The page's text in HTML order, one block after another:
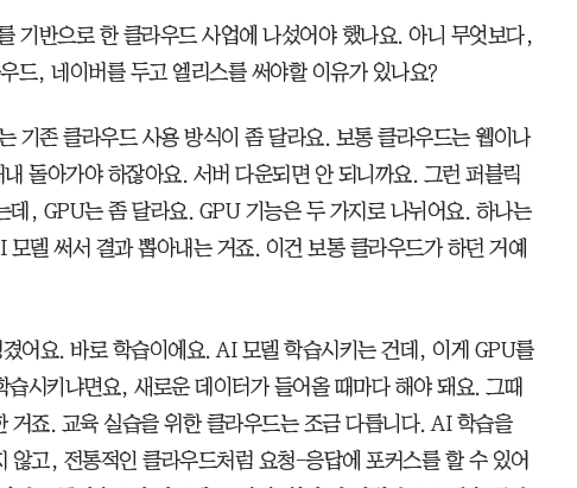
기반으로 한 클라우드 사업에 나섰어야 했나요. 아니 무엇보다,
드, 네이버를 두고 엘리스를 써야할 이유가 있나요?
기존 클라우드 사용 방식이 좀 달라요. 보통 클라우드는 웹이나
돌아가야 하잖아요. 서버 다운되면 안 되니까요. 그런 퍼블릭
데, GPU는 좀 달라요. GPU 기능은 두 가지로 나뉘어요. 하나는
델 써서 결과 뽑아내는 거죠. 이건 보통 클라우드가 하던 거예
어요. 바로 학습이에요. AI 모델 학습시키는 건데, 이게 GPU를
습시키냐면요, 새로운 데이터가 들어올 때마다 해야 돼요. 그때
거죠. 교육 실습을 위한 클라우드는 조금 다릅니다. AI 학습을
않고, 전통적인 클라우드처럼 요청-응답에 포커스를 할 수 있어